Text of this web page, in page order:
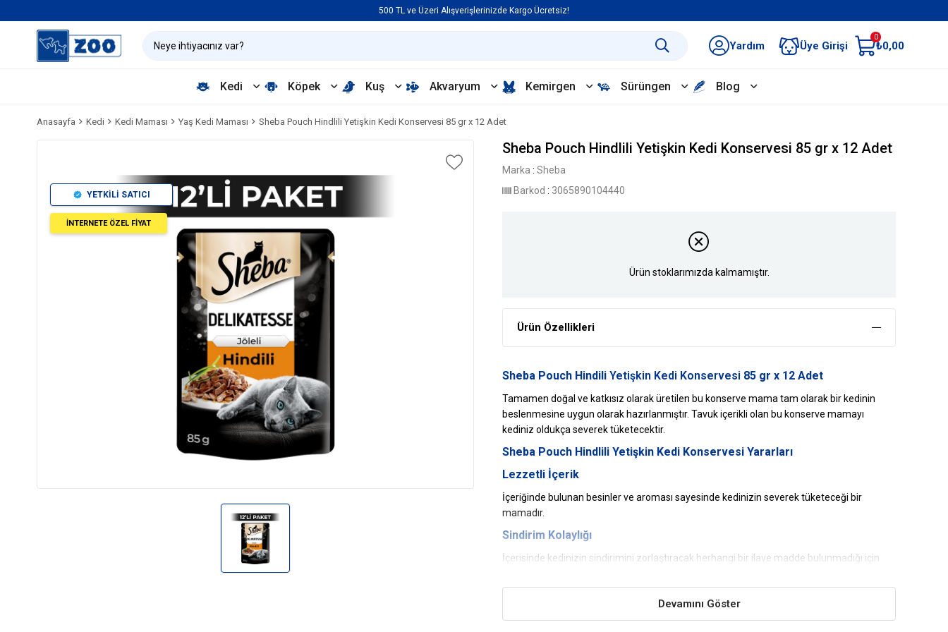
500 TL ve Üzeri Alışverişlerinizde Kargo Ücretsiz!
Yardım Üye Girişi
0
₺0,00
Kedi Köpek Kuş Akvaryum Kemirgen Sürüngen Blog
Anasayfa Kedi Kedi Maması Yaş Kedi Maması Sheba Pouch Hindlili Yetişkin Kedi Konservesi 85 gr x 12 Adet
YETKİLİ SATICI
İNTERNETE ÖZEL FİYAT
Sheba Pouch Hindlili Yetişkin Kedi Konservesi 85 gr x 12 Adet
Marka : Sheba
Barkod : 3065890104440
Ürün stoklarımızda kalmamıştır.
Ürün Özellikleri
Sheba Pouch Hindili Yetişkin Kedi Konservesi 85 gr x 12 Adet
Tamamen doğal ve katkısız olarak üretilen bu konserve mama tam olarak bir kedinin
beslenmesine uygun olarak hazırlanmıştır. Tavuk içerikli olan bu konserve mamayı
kediniz oldukça severek tüketecektir.
Sheba Pouch Hindlili Yetişkin Kedi Konservesi Yararları
Lezzetli İçerik
İçeriğinde bulunan besinler ve aroması sayesinde kedinizin severek tüketeceği bir
mamadır.
Sindirim Kolaylığı
İçerisinde kedinizin sindirimini zorlaştıracak herhangi bir ilave madde bulunmadığı için
Mama içerisindeki protein, tahıl, mineral ve vitaminler sayesinde kediniz için oldukça
Devamını Göster